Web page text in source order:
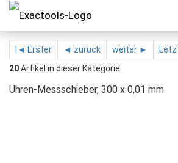
|◄ Erster ◄ zurück weiter ►
20Artikel in dieser Kategorie
Uhren-Messschieber, 300 x 0,01 mm